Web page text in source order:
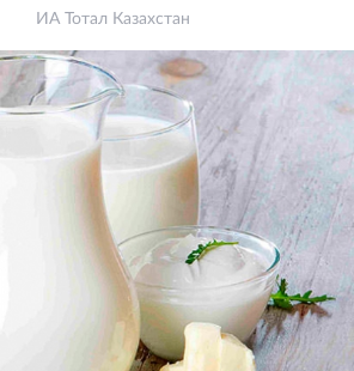
ИА Тотал Казахстан